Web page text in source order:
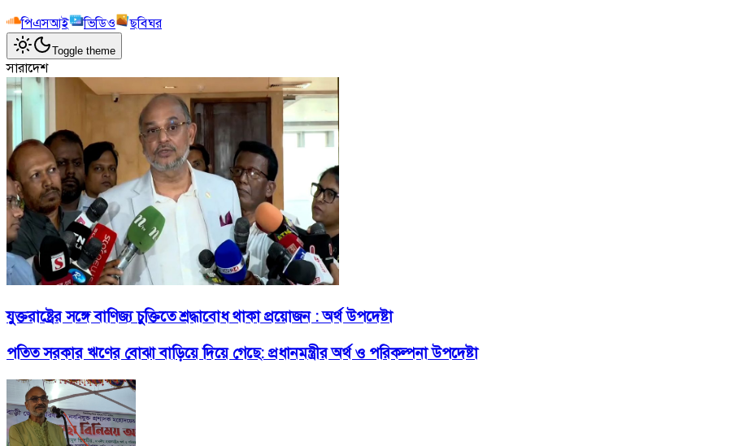
পিএসআই
ভিডিও ছবিঘর
Toggle theme
সারাদেশ
যুক্তরাষ্ট্রের সঙ্গে বাণিজ্য চুক্তিতে শ্রদ্ধাবোধ থাকা প্রয়োজন : অর্থ উপদেষ্টা
পতিত সরকার ঋণের বোঝা বাড়িয়ে দিয়ে গেছে: প্রধানমন্ত্রীর অর্থ ও পরিকল্পনা উপদেষ্টা